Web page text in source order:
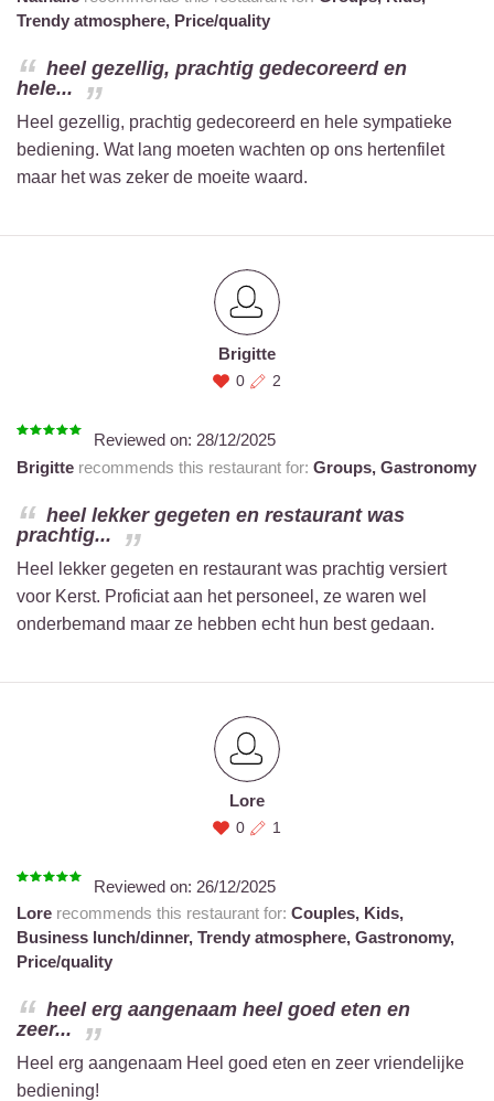
Trendy atmosphere, Price/quality
heel gezellig, prachtig gedecoreerd en
hele...
Heel gezellig, prachtig gedecoreerd en hele sympatieke
bediening. Wat lang moeten wachten op ons hertenfilet
maar het was zeker de moeite waard.
Brigitte
0 2
Reviewed on: 28/12/2025
Brigitte recommends this restaurant for: Groups, Gastronomy
heel lekker gegeten en restaurant was
prachtig...
Heel lekker gegeten en restaurant was prachtig versiert
voor Kerst. Proficiat aan het personeel, ze waren wel
onderbemand maar ze hebben echt hun best gedaan.
Lore
0 1
Reviewed on: 26/12/2025
Lore recommends this restaurant for: Couples, Kids,
Business lunch/dinner, Trendy atmosphere, Gastronomy,
Price/quality
heel erg aangenaam heel goed eten en
zeer...
Heel erg aangenaam Heel goed eten en zeer vriendelijke
bediening!